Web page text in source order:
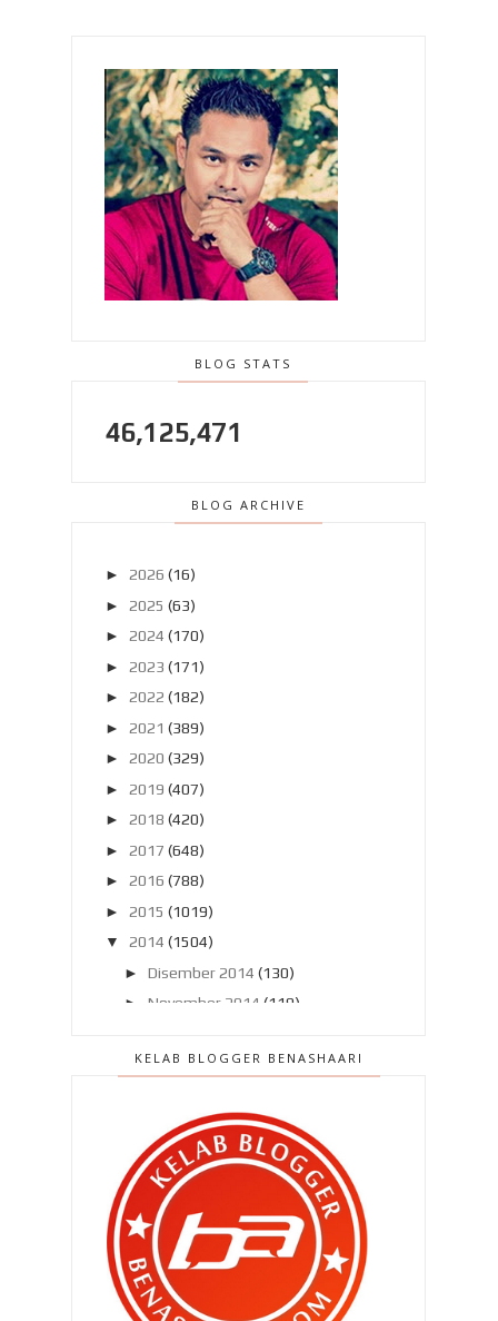
BLOG STATS
46,125,471
BLOG ARCHIVE
► 2026 (16)
► 2025 (63)
► 2024 (170)
► 2023 (171)
► 2022 (182)
► 2021 (389)
► 2020 (329)
► 2019 (407)
► 2018 (420)
► 2017 (648)
► 2016 (788)
► 2015 (1019)
▼
2014 (1504)
► Disember 2014 (130)
► November 2014 (119)
►September 2014 (121)
Julai 2014(103)
►Jun 2014 (104)
▼
Mei 2014
Musim durian di Balik Pulau !
Mengigil aku membacanya ..
Bila beli telefon pintar ..
KELAB BLOGGER BENASHAARI